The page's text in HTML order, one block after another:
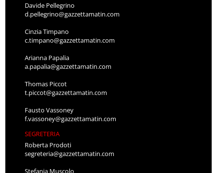
Davide Pellegrino
d.pellegrino@gazzettamatin.com
Cinzia Timpano
c.timpano@gazzettamatin.com
Arianna Papalia
a.papalia@gazzettamatin.com
Thomas Piccot
t.piccot@gazzettamatin.com
Fausto Vassoney
f.vassoney@gazzettamatin.com
SEGRETERIA
Roberta Prodoti
segreteria@gazzettamatin.com
Stefania Muscolo